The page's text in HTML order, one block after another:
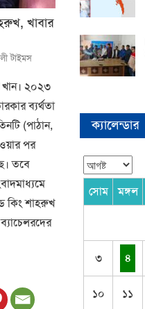
খাবার
টাইমস
খান। ২০২৩
ব্যর্থতা
(পাঠান,
পর
তবে
কিং শাহরুখ
ক্যালেন্ডার
সোম মঙ্গল
৩ ৪
১০ ১১